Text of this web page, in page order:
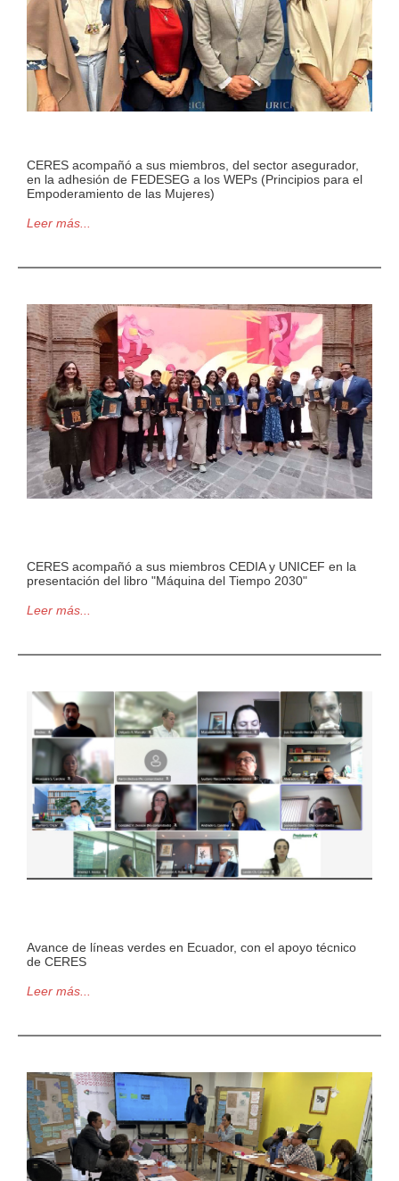
CERES acompañó a sus miembros, del sector asegurador,
en la adhesión de FEDESEG a los WEPs (Principios para el
Empoderamiento de las Mujeres)
Leer más...
CERES acompañó a sus miembros CEDIA y UNICEF en la
presentación del libro "Máquina del Tiempo 2030"
Leer más...
Avance de líneas verdes en Ecuador, con el apoyo técnico
de CERES
Leer más...